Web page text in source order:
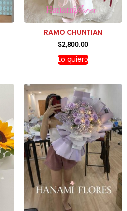
RAMO CHUNTIAN
$2,800.00
Lo quiero